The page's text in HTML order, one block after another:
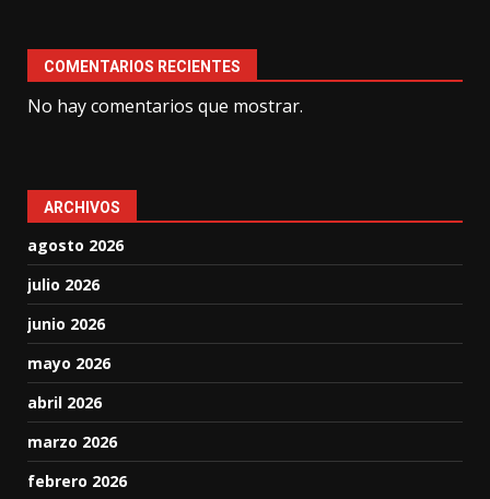
COMENTARIOS RECIENTES
No hay comentarios que mostrar.
ARCHIVOS
agosto 2026
julio 2026
junio 2026
mayo 2026
abril 2026
marzo 2026
febrero 2026